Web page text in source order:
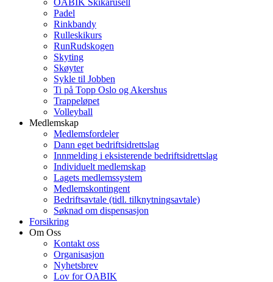
OABIK Skikarusell
Padel
Rinkbandy
Rulleskikurs
RunRudskogen
Skyting
Skøyter
Sykle til Jobben
Ti på Topp Oslo og Akershus
Trappeløpet
Volleyball
Medlemskap
Medlemsfordeler
Dann eget bedriftsidrettslag
Innmelding i eksisterende bedriftsidrettslag
Individuelt medlemskap
Lagets medlemssystem
Medlemskontingent
Bedriftsavtale (tidl. tilknytningsavtale)
Søknad om dispensasjon
Forsikring
Om Oss
Kontakt oss
Organisasjon
Nyhetsbrev
Lov for OABIK